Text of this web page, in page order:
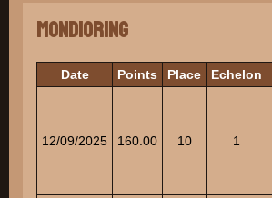
Mondioring
Date Points Place Echelon
12/09/2025 160.00 10 1